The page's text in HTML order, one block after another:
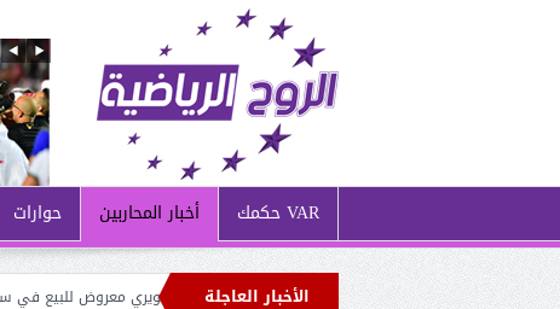
VAR حكمك أخبار المحاربين حوارات
الأخبار العاجلة
المالية التي يُعاني منها نادي مارسيليا: غويري معروض للبيع في سوق الصيف